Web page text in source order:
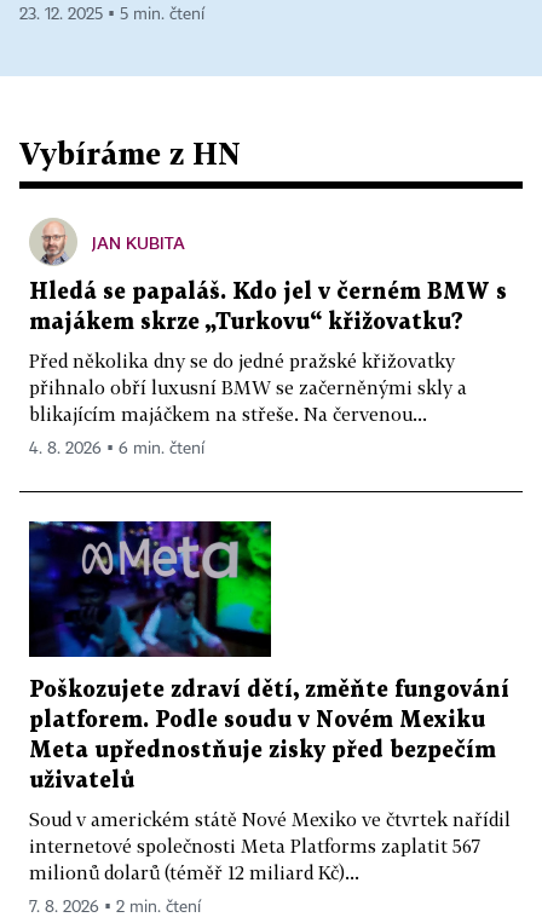
23. 12. 2025 ▪ 5 min. čtení
Vybíráme z HN
JAN KUBITA
Hledá se papaláš. Kdo jel v černém BMW s
majákem skrze „Turkovu“ křižovatku?
Před několika dny se do jedné pražské křižovatky
přihnalo obří luxusní BMW se začerněnými skly a
blikajícím majáčkem na střeše. Na červenou...
4. 8. 2026 ▪ 6 min. čtení
Poškozujete zdraví dětí, změňte fungování
platforem. Podle soudu v Novém Mexiku
Meta upřednostňuje zisky před bezpečím
uživatelů
Soud v americkém státě Nové Mexiko ve čtvrtek nařídil
internetové společnosti Meta Platforms zaplatit 567
milionů dolarů (téměř 12 miliard Kč)...
7. 8. 2026 ▪ 2 min. čtení